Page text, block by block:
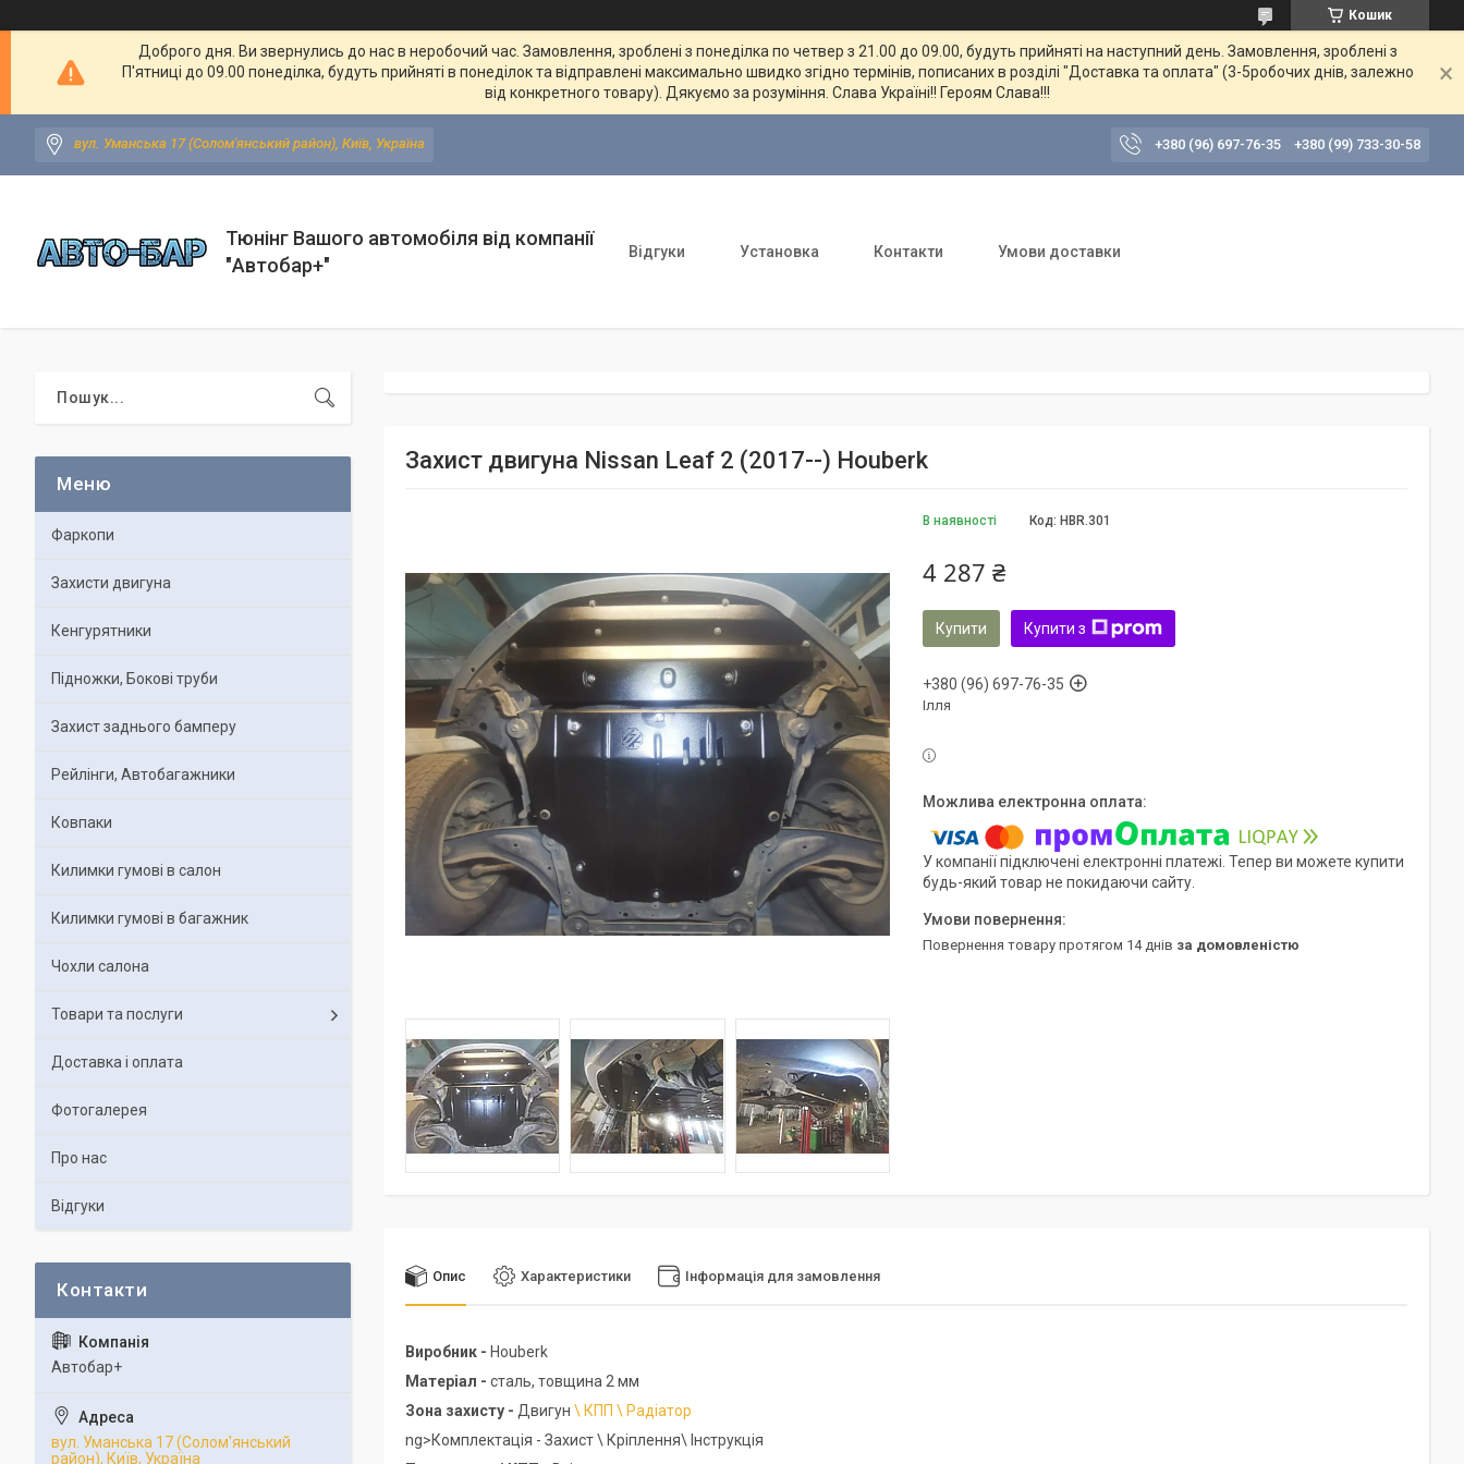
Кошик
Доброго дня. Ви звернулись до нас в неробочий час. Замовлення, зроблені з понеділка по четвер з 21.00 до 09.00, будуть прийняті на наступний день. Замовлення, зроблені з
П'ятниці до 09.00 понеділка, будуть прийняті в понеділок та відправлені максимально швидко згідно термінів, пописаних в розділі "Доставка та оплата" (3-5робочих днів, залежно
від конкретного товару). Дякуємо за розуміння. Слава Україні!! Героям Слава!!!
вул. Уманська 17 (Солом'янський район), Київ, Україна +380 (96) 697-76-35 +380 (99) 733-30-58
Тюнінг Вашого автомобіля від компанії
"Автобар+"
Відгуки Установка Контакти Умови доставки
Захист двигуна Nissan Leaf 2 (2017--) Houberk
В наявності Код: HBR.301
4 287 ₴
Купити Купити з
+380 (96) 697-76-35
Ілля
У компанії підключені електронні платежі. Тепер ви можете купити
будь-який товар не покидаючи сайту.
повернення товару протягом 14 днів за домовленістю
Опис Характеристики Інформація для замовлення
Виробник - Houberk
Матеріал - сталь, товщина 2 мм
Зона захисту - Двигун \ КПП \ Радіатор
ng>Комплектація - Захист \ Кріплення\ Інструкція
Фаркопи
Захисти двигуна
Кенгурятники
Підножки, Бокові труби
Захист заднього бамперу
Рейлінги, Автобагажники
Ковпаки
Килимки гумові в салон
Килимки гумові в багажник
Чохли салона
Товари та послуги
Доставка і оплата
Фотогалерея
Про нас
Відгуки
Автобар+
вул. Уманська 17 (Солом'янський
район), Київ, Україна